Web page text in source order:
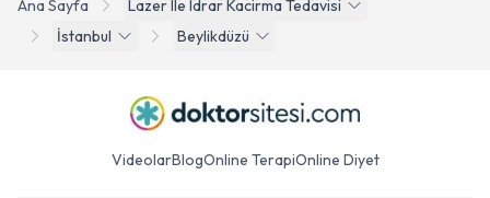
Ana Sayfa
Lazer Ile Idrar Kacirma Tedavisi
İstanbul
Beylikdüzü
VideolarBlogOnline TerapiOnline Diyet